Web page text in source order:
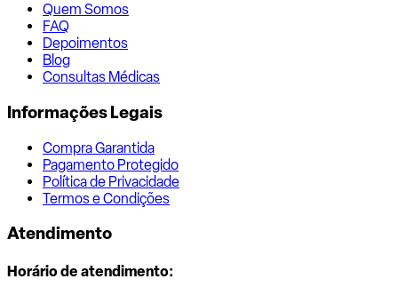
Quem Somos
FAQ
Depoimentos
Blog
Consultas Médicas
Informações Legais
Compra Garantida
Pagamento Protegido
Política de Privacidade
Termos e Condições
Atendimento
Horário de atendimento: